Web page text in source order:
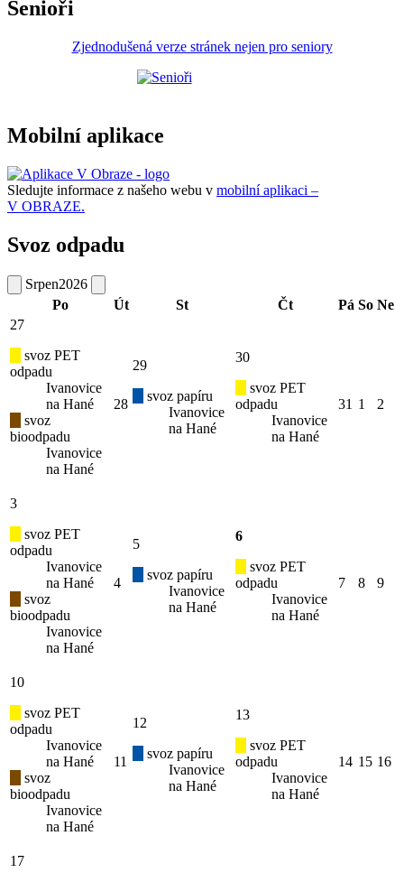
Senioři
Zjednodušená verze stránek nejen pro seniory
Mobilní aplikace
Sledujte informace z našeho webu v mobilní aplikaci –
V OBRAZE.
Svoz odpadu
Srpen2026
Po
Út St Čt Pá So Ne
27
svoz PET
odpadu
Ivanovice
na Hané
svoz
bioodpadu
Ivanovice
na Hané
28
29
svoz papíru
Ivanovice
na Hané
30
svoz PET
odpadu
Ivanovice
na Hané
31 1 2
3
svoz PET
odpadu
Ivanovice
na Hané
svoz
bioodpadu
Ivanovice
na Hané
4
5
svoz papíru
Ivanovice
na Hané
6
svoz PET
odpadu
Ivanovice
na Hané
7 8 9
10
svoz PET
odpadu
Ivanovice
na Hané
svoz
bioodpadu
Ivanovice
na Hané
11
12
svoz papíru
Ivanovice
na Hané
13
svoz PET
odpadu
Ivanovice
na Hané
14 15 16
17